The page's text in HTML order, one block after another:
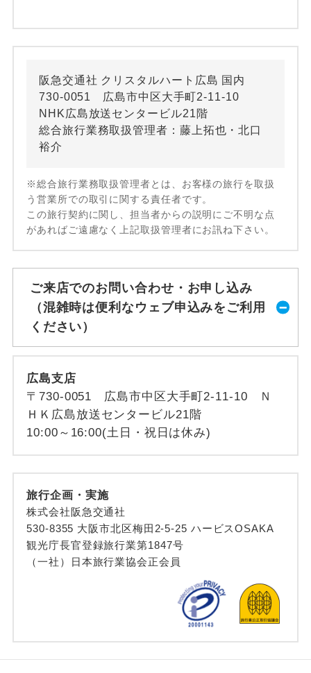
阪急交通社 クリスタルハート広島 国内
730-0051 広島市中区大手町2-11-10
NHK広島放送センタービル21階
総合旅行業務取扱管理者：藤上拓也・北口
裕介
※総合旅行業務取扱管理者とは、お客様の旅行を取扱
う営業所での取引に関する責任者です。
この旅行契約に関し、担当者からの説明にご不明な点
があればご遠慮なく上記取扱管理者にお訊ね下さい。
ご来店でのお問い合わせ・お申し込み
（混雑時は便利なウェブ申込みをご利用
ください）
広島支店
〒730-0051 広島市中区大手町2-11-10 Ｎ
ＨＫ広島放送センタービル21階
10:00～16:00(土日・祝日は休み)
旅行企画・実施
株式会社阪急交通社
530-8355 大阪市北区梅田2-5-25 ハービスOSAKA
観光庁長官登録旅行業第1847号
（一社）日本旅行業協会正会員